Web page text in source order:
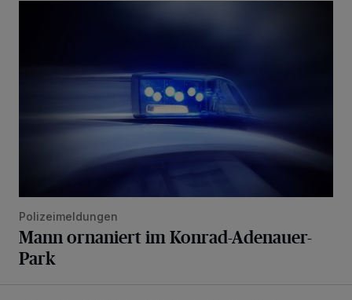
Polizeimeldungen
Mann ornaniert im Konrad-Adenauer-
Park